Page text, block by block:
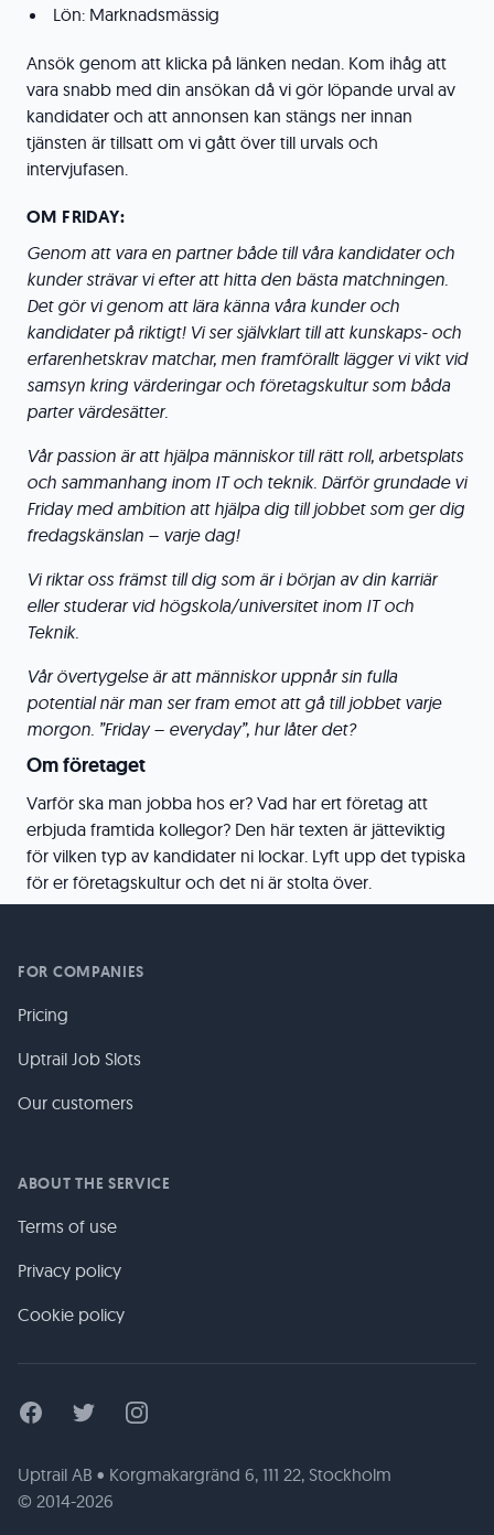
Lön: Marknadsmässig
Ansök genom att klicka på länken nedan. Kom ihåg att
vara snabb med din ansökan då vi gör löpande urval av
kandidater och att annonsen kan stängs ner innan
tjänsten är tillsatt om vi gått över till urvals och
intervjufasen.
OM FRIDAY:
Genom att vara en partner både till våra kandidater och
kunder strävar vi efter att hitta den bästa matchningen.
Det gör vi genom att lära känna våra kunder och
kandidater på riktigt! Vi ser självklart till att kunskaps- och
erfarenhetskrav matchar, men framförallt lägger vi vikt vid
samsyn kring värderingar och företagskultur som båda
parter värdesätter.
Vår passion är att hjälpa människor till rätt roll, arbetsplats
och sammanhang inom IT och teknik. Därför grundade vi
Friday med ambition att hjälpa dig till jobbet som ger dig
fredagskänslan – varje dag!
Vi riktar oss främst till dig som är i början av din karriär
eller studerar vid högskola/universitet inom IT och
Teknik.
Vår övertygelse är att människor uppnår sin fulla
potential när man ser fram emot att gå till jobbet varje
morgon. ”Friday – everyday”, hur låter det?
Om företaget
Varför ska man jobba hos er? Vad har ert företag att
erbjuda framtida kollegor? Den här texten är jätteviktig
för vilken typ av kandidater ni lockar. Lyft upp det typiska
för er företagskultur och det ni är stolta över.
FOR COMPANIES
Pricing
Uptrail Job Slots
Our customers
ABOUT THE SERVICE
Terms of use
Privacy policy
Cookie policy
FacebookTwitter Instagram
Uptrail AB • Korgmakargränd 6, 111 22, Stockholm
© 2014-2026